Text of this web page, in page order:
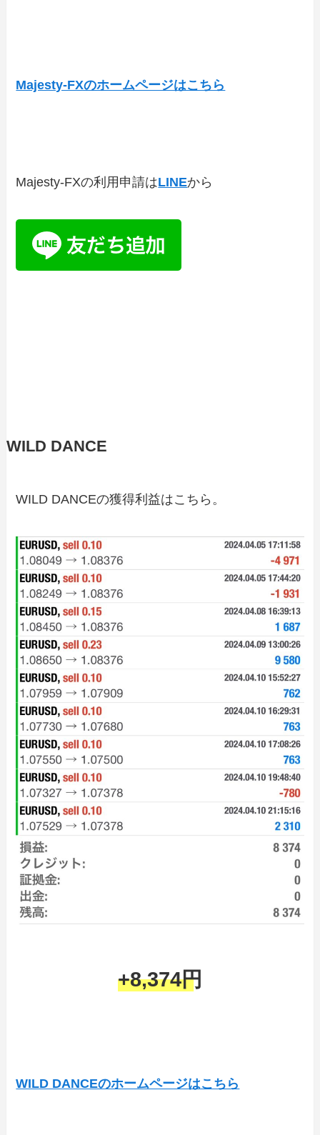
Majesty-FXのホームページはこちら
Majesty-FXの利用申請はLINEから
WILD DANCE
WILD DANCEの獲得利益はこちら。
+8,374円
WILD DANCEのホームページはこちら